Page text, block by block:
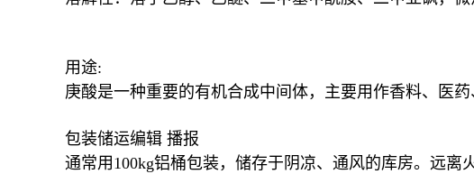
用途:
庚酸是一种重要的有机合成中间体，主要用作香料、医
包装储运编辑 播报
通常用100kg铝桶包装，储存于阴凉、通风的库房。远离